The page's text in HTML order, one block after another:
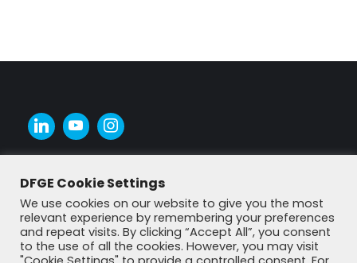
DFGE Cookie Settings
We use cookies on our website to give you the most
relevant experience by remembering your preferences
and repeat visits. By clicking “Accept All”, you consent
to the use of all the cookies. However, you may visit